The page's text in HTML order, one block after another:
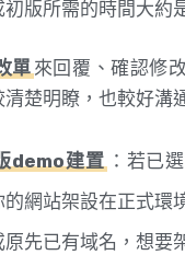
版所需的時間大約
單 來回覆、確認修
楚明瞭，也較好溝
demo建置：若已
的網站架設在正式環
原先已有域名，想要